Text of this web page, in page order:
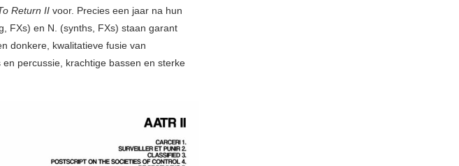
Return II voor. Precies een jaar na hun
FXs) en N. (synths, FXs) staan garant
donkere, kwalitatieve fusie van
percussie, krachtige bassen en sterke